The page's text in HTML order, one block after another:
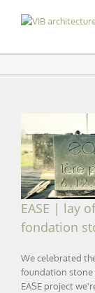
EASE |
EASE | lay
fondation
We celebrated
foundation stone
EASE project